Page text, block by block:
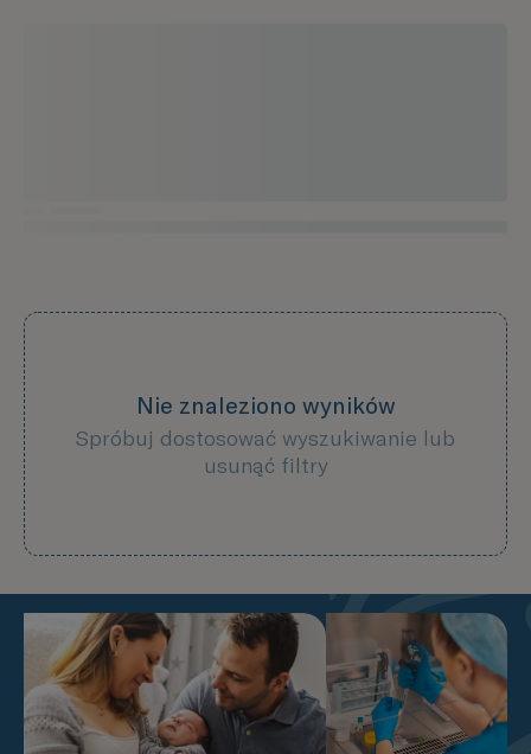
Nie znaleziono wyników
Spróbuj dostosować wyszukiwanie lub
usunąć filtry